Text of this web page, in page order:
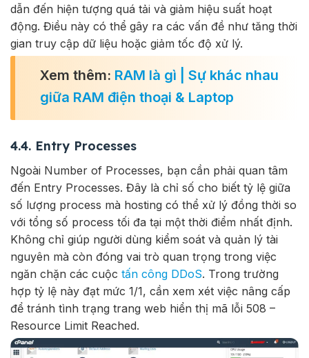
dẫn đến hiện tượng quá tải và giảm hiệu suất hoạt
động. Điều này có thể gây ra các vấn đề như tăng thời
gian truy cập dữ liệu hoặc giảm tốc độ xử lý.
Xem thêm: RAM là gì | Sự khác nhau
giữa RAM điện thoại & Laptop
4.4. Entry Processes
Ngoài Number of Processes, bạn cần phải quan tâm
đến Entry Processes. Đây là chỉ số cho biết tỷ lệ giữa
số lượng process mà hosting có thể xử lý đồng thời so
với tổng số process tối đa tại một thời điểm nhất định.
Không chỉ giúp người dùng kiểm soát và quản lý tài
nguyên mà còn đóng vai trò quan trọng trong việc
ngăn chặn các cuộc tấn công DDoS. Trong trường
hợp tỷ lệ này đạt mức 1/1, cần xem xét việc nâng cấp
để tránh tình trạng trang web hiển thị mã lỗi 508 –
Resource Limit Reached.